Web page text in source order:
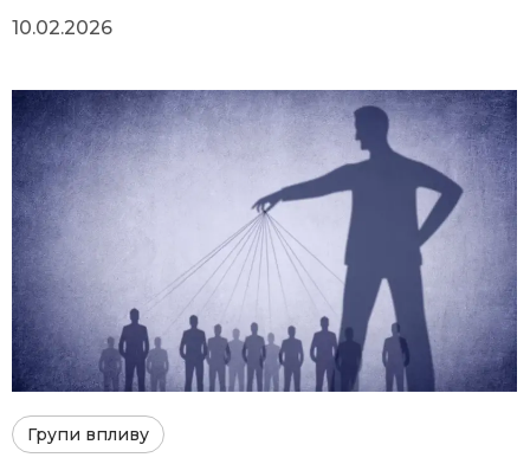
10.02.2026
Групи впливу